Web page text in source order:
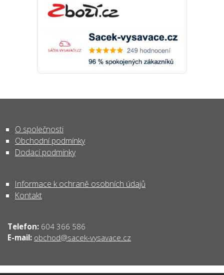
O společnosti
Obchodní podmínky
Dodací podmínky
Informace k ochraně osobních údajů
Kontakt
Telefon: 604 366 586
E-mail: obchod@sacek-vysavace.cz